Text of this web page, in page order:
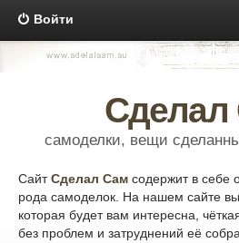
Войти
Сделал
самоделки, вещи
СайтСделал Сам содержит в себе
рода самоделок. На нашем сайте
которая будет вам интересна,
без проблем и затруднений её